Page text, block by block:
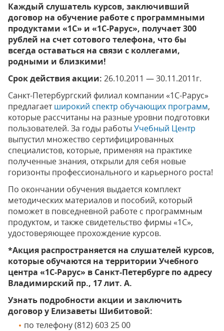
Каждый слушатель курсов, заключивший
договор на обучение работе с программными
продуктами «1С» и «1С-Рарус», получает 300
рублей на счет сотового телефона, что бы
всегда оставаться на связи с коллегами,
родными и близкими!
Срок действия акции: 26.10.2011 — 30.11.2011г.
Санкт-Петербургский филиал компании «1С-Рарус»
предлагаетширокий спектр обучающих программ,
которые рассчитаны на разные уровни подготовки
пользователей. За годы работы Учебный Центр
выпустил множество сертифицированных
специалистов, которые, применяя на практике
полученные знания, открыли для себя новые
горизонты профессионального и карьерного роста!
По окончании обучения выдается комплект
методических материалов и пособий, который
поможет в повседневной работе с программным
продуктом, и также свидетельство фирмы «1С»,
удостоверяющее прохождение курсов.
*Акция распространяется на слушателей курсов,
которые обучаются на территории Учебного
центра «1С-Рарус» в Санкт-Петербурге по адресу
Владимирский пр., 17 лит. А.
Узнать подробности акции и заключить
договор у Елизаветы Шибитовой:
по телефону (812) 603 25 00